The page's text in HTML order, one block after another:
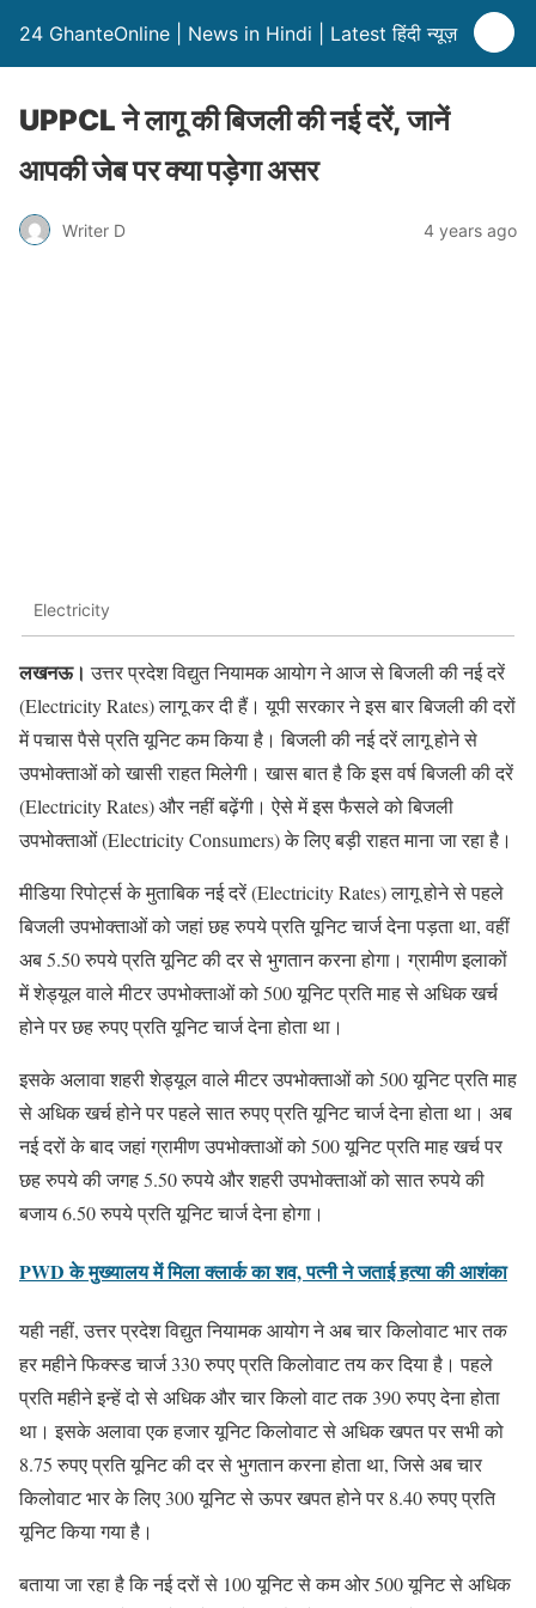
24 GhanteOnline | News in Hindi | Latest हिंदी न्यूज़
UPPCL ने लागू की बिजली की नई दरें, जानें
आपकी जेब पर क्या पड़ेगा असर
Writer D 4 years ago
Electricity
लखनऊ। उत्तर प्रदेश विद्युत नियामक आयोग ने आज से बिजली की नई दरें
(Electricity Rates) लागू कर दी हैं। यूपी सरकार ने इस बार बिजली की दरों
में पचास पैसे प्रति यूनिट कम किया है। बिजली की नई दरें लागू होने से
उपभोक्ताओं को खासी राहत मिलेगी। खास बात है कि इस वर्ष बिजली की दरें
(Electricity Rates) और नहीं बढ़ेंगी। ऐसे में इस फैसले को बिजली
उपभोक्ताओं (Electricity Consumers) के लिए बड़ी राहत माना जा रहा है।
मीडिया रिपोर्ट्स के मुताबिक नई दरें (Electricity Rates) लागू होने से पहले
बिजली उपभोक्ताओं को जहां छह रुपये प्रति यूनिट चार्ज देना पड़ता था, वहीं
अब 5.50 रुपये प्रति यूनिट की दर से भुगतान करना होगा। ग्रामीण इलाकों
में शेड्यूल वाले मीटर उपभोक्ताओं को 500 यूनिट प्रति माह से अधिक खर्च
होने पर छह रुपए प्रति यूनिट चार्ज देना होता था।
इसके अलावा शहरी शेड्यूल वाले मीटर उपभोक्ताओं को 500 यूनिट प्रति माह
से अधिक खर्च होने पर पहले सात रुपए प्रति यूनिट चार्ज देना होता था। अब
नई दरों के बाद जहां ग्रामीण उपभोक्ताओं को 500 यूनिट प्रति माह खर्च पर
छह रुपये की जगह 5.50 रुपये और शहरी उपभोक्ताओं को सात रुपये की
बजाय 6.50 रुपये प्रति यूनिट चार्ज देना होगा।
PWD के मुख्यालय में मिला क्लार्क का शव, पत्नी ने जताई हत्या की आशंका
यही नहीं, उत्तर प्रदेश विद्युत नियामक आयोग ने अब चार किलोवाट भार तक
हर महीने फिक्स्ड चार्ज 330 रुपए प्रति किलोवाट तय कर दिया है। पहले
प्रति महीने इन्हें दो से अधिक और चार किलो वाट तक 390 रुपए देना होता
था। इसके अलावा एक हजार यूनिट किलोवाट से अधिक खपत पर सभी को
8.75 रुपए प्रति यूनिट की दर से भुगतान करना होता था, जिसे अब चार
किलोवाट भार के लिए 300 यूनिट से ऊपर खपत होने पर 8.40 रुपए प्रति
यूनिट किया गया है।
बताया जा रहा है कि नई दरों से 100 यूनिट से कम ओर 500 यूनिट से अधिक